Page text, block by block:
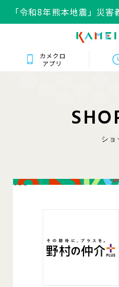
「令和8年熊本地震」災
「令和8年熊本地震」災害
カメクロ
アプリ
SHO
シ
103